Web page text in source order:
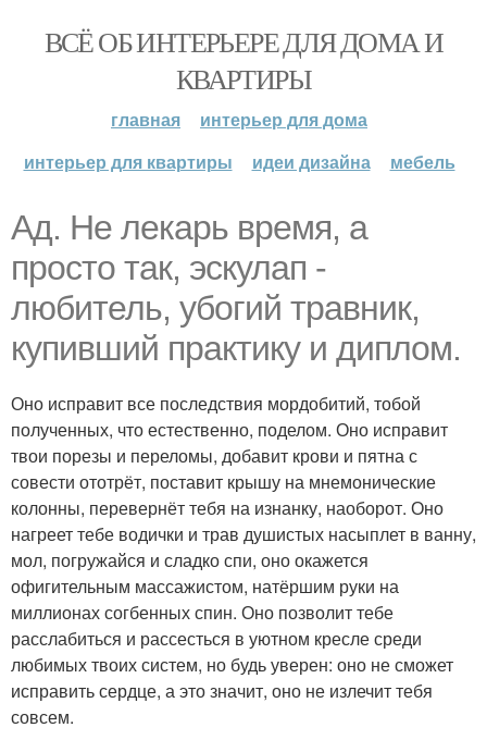
ВСЁ ОБ ИНТЕРЬЕРЕ ДЛЯ ДОМА И
КВАРТИРЫ
главная
интерьер для дома
интерьер для квартиры
идеи дизайна мебель
Ад. Не лекарь время, а
просто так, эскулап -
любитель, убогий травник,
купивший практику и диплом.
Оно исправит все последствия мордобитий, тобой
полученных, что естественно, поделом. Оно исправит
твои порезы и переломы, добавит крови и пятна с
совести ототрёт, поставит крышу на мнемонические
колонны, перевернёт тебя на изнанку, наоборот. Оно
нагреет тебе водички и трав душистых насыплет в ванну,
мол, погружайся и сладко спи, оно окажется
офигительным массажистом, натёршим руки на
миллионах согбенных спин. Оно позволит тебе
расслабиться и рассесться в уютном кресле среди
любимых твоих систем, но будь уверен: оно не сможет
исправить сердце, а это значит, оно не излечит тебя
совсем.